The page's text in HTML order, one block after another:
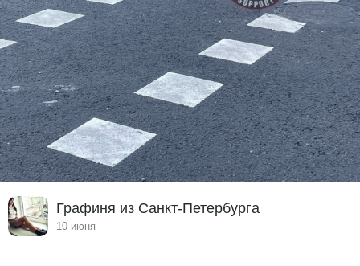
Графиня из Санкт-Петербурга
10 июня